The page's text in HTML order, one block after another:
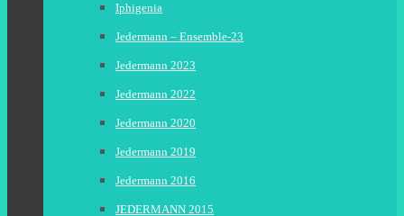
Iphigenia
Jedermann – Ensemble-23
Jedermann 2023
Jedermann 2022
Jedermann 2020
Jedermann 2019
Jedermann 2016
JEDERMANN 2015